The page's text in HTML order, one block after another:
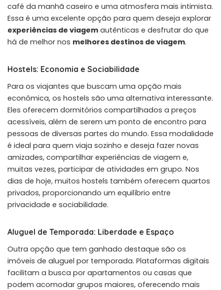
café da manhã caseiro e uma atmosfera mais intimista.
Essa é uma excelente opção para quem deseja explorar
experiências de viagem autênticas e desfrutar do que
há de melhor nos melhores destinos de viagem.
Hostels: Economia e Sociabilidade
Para os viajantes que buscam uma opção mais
econômica, os hostels são uma alternativa interessante.
Eles oferecem dormitórios compartilhados a preços
acessíveis, além de serem um ponto de encontro para
pessoas de diversas partes do mundo. Essa modalidade
é ideal para quem viaja sozinho e deseja fazer novas
amizades, compartilhar experiências de viagem e,
muitas vezes, participar de atividades em grupo. Nos
dias de hoje, muitos hostels também oferecem quartos
privados, proporcionando um equilíbrio entre
privacidade e sociabilidade.
Aluguel de Temporada: Liberdade e Espaço
Outra opção que tem ganhado destaque são os
imóveis de aluguel por temporada. Plataformas digitais
facilitam a busca por apartamentos ou casas que
podem acomodar grupos maiores, oferecendo mais